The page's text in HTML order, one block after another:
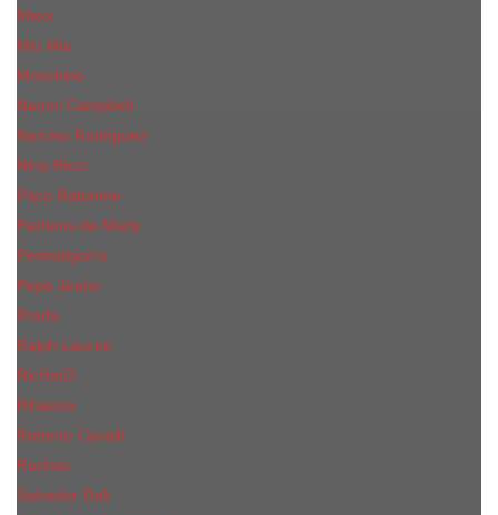
Mexx
Miu Miu
Mоsсhino
Naomi Campbell
Narciso Rodriguez
Nina Ricci
Paco Rabanne
Parfums de Marly
Penhaligon's
Pepe Jeans
Prada
Ralph Lauren
RicHarD
Rihanna
Roberto Cavalli
Rochas
Salvador Dali